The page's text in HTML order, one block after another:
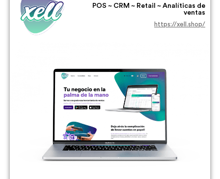
POS ~ CRM ~ Retail ~ Analíticas de
ventas
https://xell.shop/